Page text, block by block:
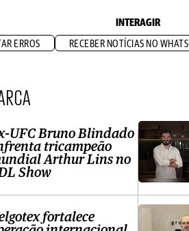
INTERAGIR
ERROS RECEBER NOTÍCIAS NO WHATS
UFC Bruno Blindado
tricampeão
Arthur Lins no
Show
fortalece